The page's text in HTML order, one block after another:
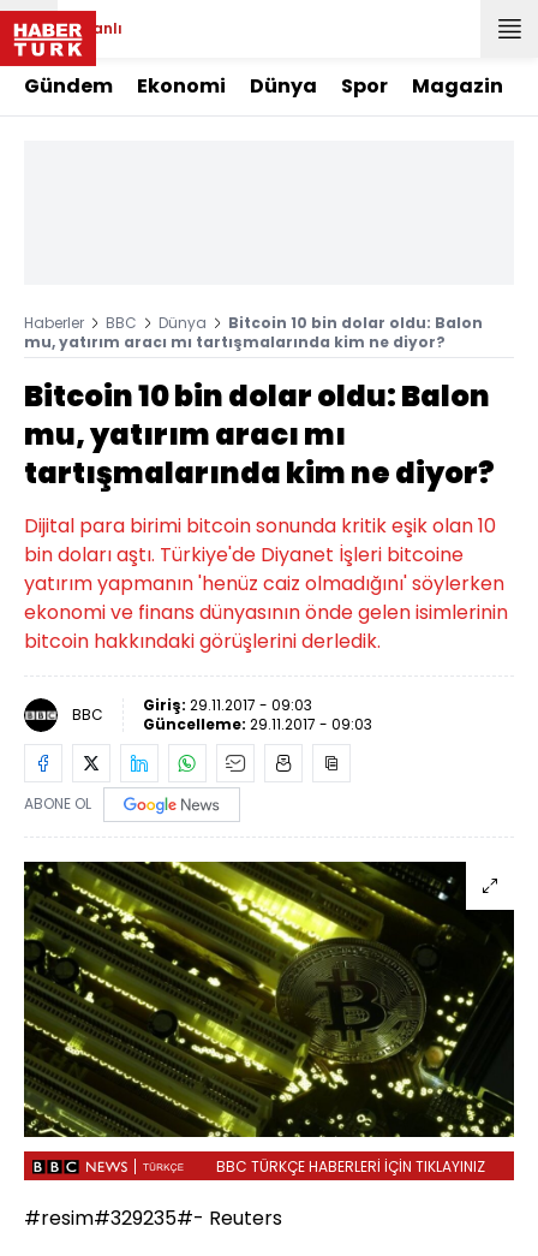
Canlı
Gündem Ekonomi Dünya Spor Magazin
Haberler BBC Dünya
Bitcoin 10 bin dolar oldu: Balon
mu, yatırım aracı mı tartışmalarında kim ne diyor?
Bitcoin 10 bin dolar oldu: Balon
mu, yatırım aracı mı
tartışmalarında kim ne diyor?
Dijital para birimi bitcoin sonunda kritik eşik olan 10
bin doları aştı. Türkiye'de Diyanet İşleri bitcoine
yatırım yapmanın 'henüz caiz olmadığını' söylerken
ekonomi ve finans dünyasının önde gelen isimlerinin
bitcoin hakkındaki görüşlerini derledik.
BBC Giriş: 29.11.2017 - 09:03
Güncelleme: 29.11.2017 - 09:03
ABONE OL
BBC TÜRKÇE HABERLERİ İÇİN TIKLAYINIZ
#resim#329235#- Reuters